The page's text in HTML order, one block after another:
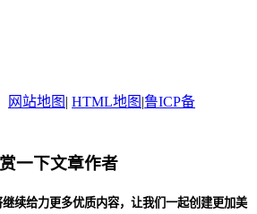
网站地图 | HTML地图 |鲁ICP备
一下文章作者
续给力更多优质内容，让我们一起创建更加美